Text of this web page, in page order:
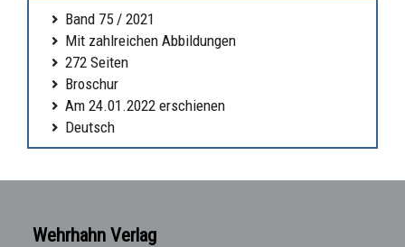
Band 75 / 2021
Mit zahlreichen Abbildungen
272 Seiten
Broschur
Am 24.01.2022 erschienen
Deutsch
Wehrhahn Verlag